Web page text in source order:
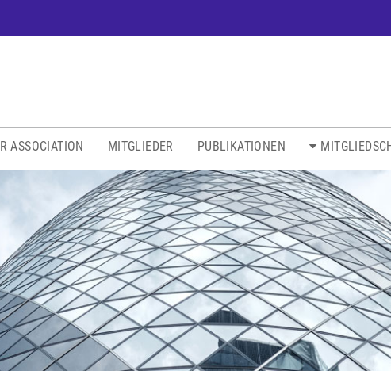
ASSOCIATION MITGLIEDER PUBLIKATIONEN